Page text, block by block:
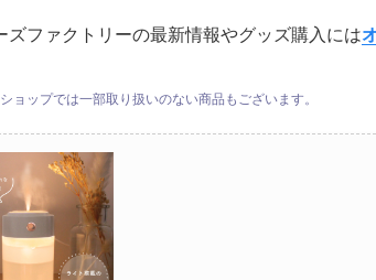
ズファクトリーの最新情報やグッズ購入には
ョップでは一部取り扱いのない商品もございます。